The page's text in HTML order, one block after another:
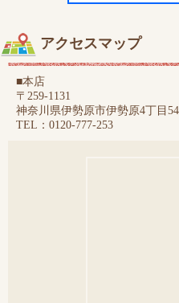
アクセスマップ
■本店
〒259-1131
神奈川県伊勢原市伊勢原4丁目
TEL：0120-777-253